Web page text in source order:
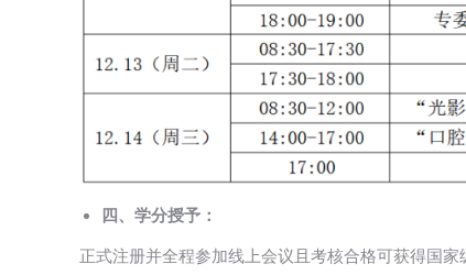
四、学分授予：
正式注册并全程参加线上会议且考核合格可获得国